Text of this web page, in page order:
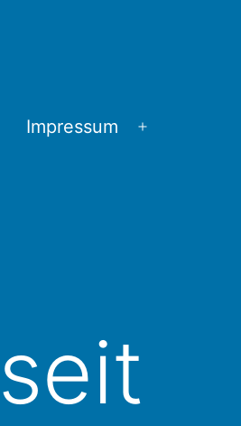
Menü
Impressum